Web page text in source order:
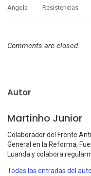
Angola Resistencias
Comments are closed.
Autor
Martinho Junior
Colaborador del Frente
General en la Reforma,
Luanda y colabora
Todas las entradas del